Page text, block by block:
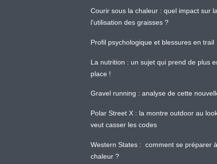
Courir sous la chaleur : quel impact sur
l’utilisation des graisses ?
Profil psychologique et blessures en trail
La nutrition : un sujet qui prend de plus
place !
Gravel running : analyse de cette
Polar Street X : la montre outdoor au
veut casser les codes
Western States : comment se préparer
chaleur ?